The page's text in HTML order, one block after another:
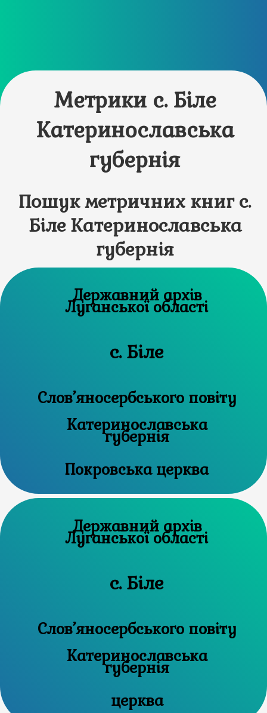
Метрики с. Біле
Катеринославська
губернія
Пошук метричних книг с.
Біле Катеринославська
губернія
Державний архів
Луганської області
с. Біле
Слов’яносербського повіту
Катеринославська
губернія
Покровська церква
Державний архів
Луганської області
с. Біле
Слов’яносербського повіту
Катеринославська
губернія
церква